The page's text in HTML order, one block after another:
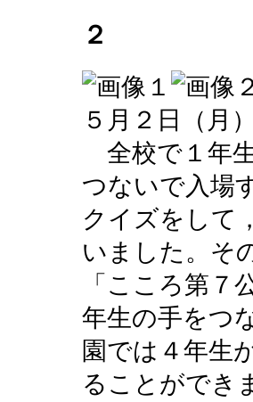
２
５月２日（月）
全校で１年
つないで入場
クイズをして
いました。そ
「こころ第７
年生の手をつ
園では４年生
ることができ